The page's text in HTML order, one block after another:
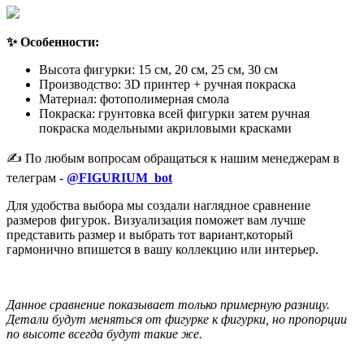
✨ Особенности:
Высота фигурки: 15 см, 20 см, 25 см, 30 см
Производство: 3D принтер + ручная покраска
Материал: фотополимерная смола
Покраска: грунтовка всей фигурки затем ручная
покраска модельными акриловыми красками
✍️ По любым вопросам обращаться к нашим менеджерам в
телеграм - @FIGURIUM_bot
Для удобства выбора мы создали наглядное сравнение
размеров фигурок. Визуализация поможет вам лучше
представить размер и выбрать тот вариант,который
гармонично впишется в вашу коллекцию или интерьер.
Данное сравнение показывает только примерную разницу.
Детали будут меняться от фигурке к фигурки, но пропорции
по высоте всегда будут такие же.